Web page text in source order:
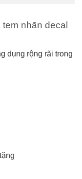
nhãn decal
dụng rộng rãi trong